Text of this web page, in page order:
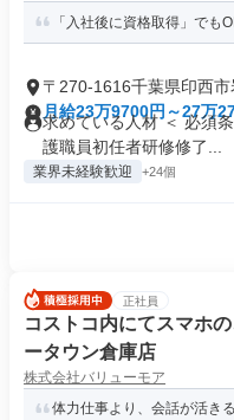
「入社後に資格取得」でも
〒270-1616千葉県印西市
月給23万9700円～27万
求めている人材 ＜ 必須
護職員初任者研修修了...
業界未経験歓迎 +24個
正社員
コストコ内にてスマホ
ータウン倉庫店
株式会社バリューモア
体力仕事より、会話が活き